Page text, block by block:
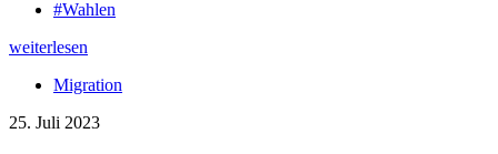
#Wahlen
weiterlesen
Migration
25. Juli 2023